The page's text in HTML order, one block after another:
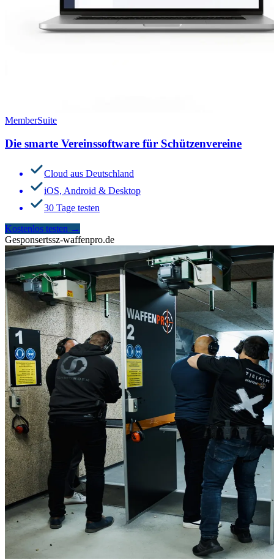
MemberSuite
Die smarte Vereinssoftware für Schützenvereine
Cloud aus Deutschland
iOS, Android & Desktop
30 Tage testen
Kostenlos testen →
Gesponsertssz-waffenpro.de